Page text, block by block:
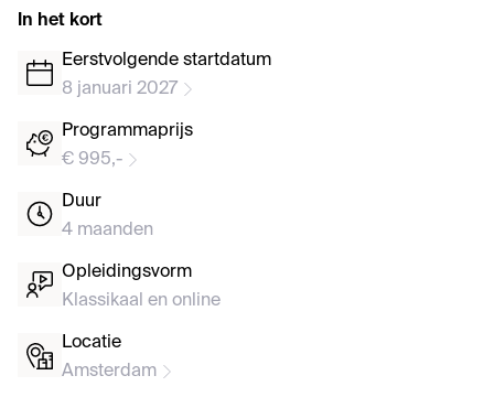
In het kort
Eerstvolgende startdatum
8 januari 2027
Programmaprijs
€ 995,-
Duur
4 maanden
Opleidingsvorm
Klassikaal en online
Locatie
Amsterdam